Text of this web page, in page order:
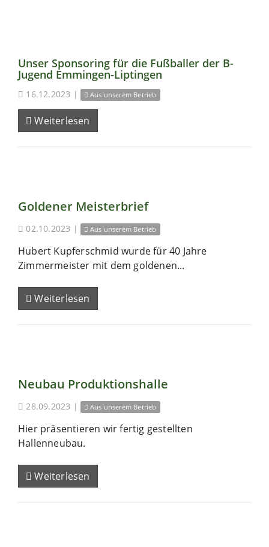
Unser Sponsoring für die Fußballer der B-
Jugend Emmingen-Liptingen
16.12.2023 | Aus unserem Betrieb
Weiterlesen
Goldener Meisterbrief
02.10.2023 | Aus unserem Betrieb
Hubert Kupferschmid wurde für 40 Jahre
Zimmermeister mit dem goldenen...
Weiterlesen
Neubau Produktionshalle
28.09.2023 | Aus unserem Betrieb
Hier präsentieren wir fertig gestellten
Hallenneubau.
Weiterlesen